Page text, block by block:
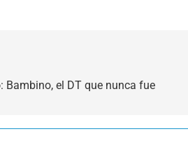
Bambino, el DT que nunca fue